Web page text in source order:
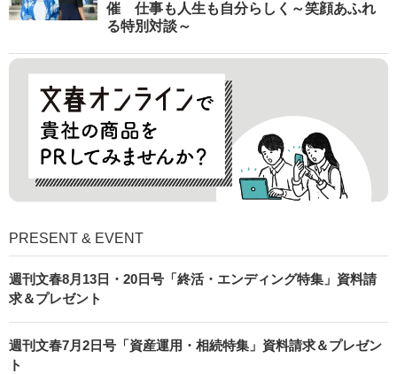
催 仕事も人生も自分らしく～笑顔あふれ
る特別対談～
PRESENT & EVENT
週刊文春8月13日・20日号「終活・エンディング特集」資料請
求＆プレゼント
週刊文春7月2日号「資産運用・相続特集」資料請求＆プレゼン
ト